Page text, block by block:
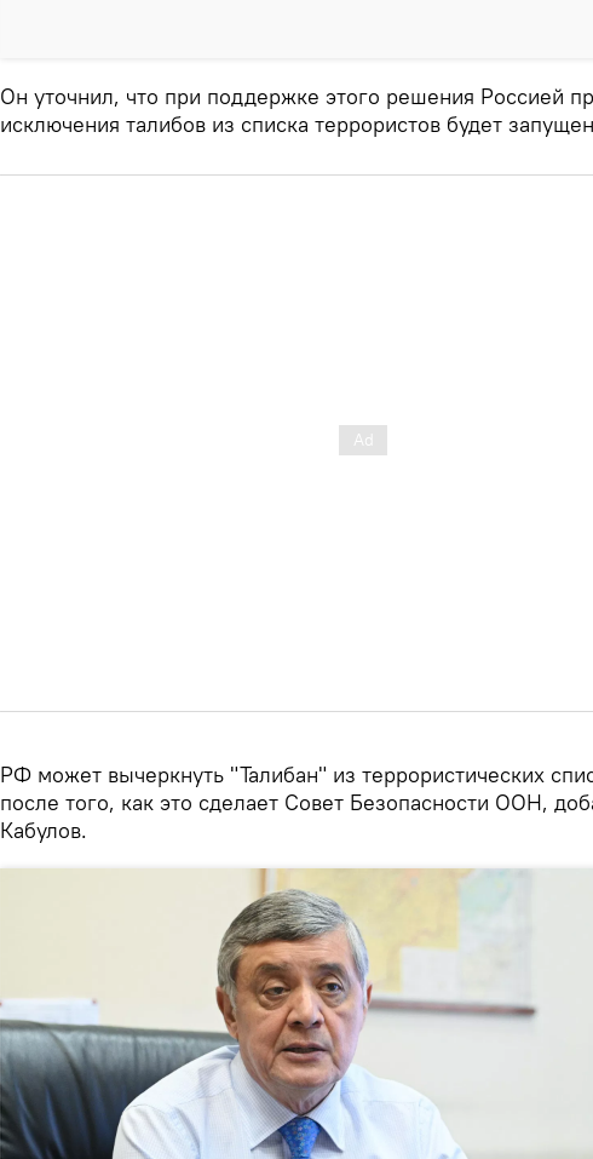
Он уточнил, что при поддержке этого решения Россией
исключения талибов из списка террористов будет
РФ может вычеркнуть "Талибан" из террористических
после того, как это сделает Совет Безопасности ООН,
Кабулов.